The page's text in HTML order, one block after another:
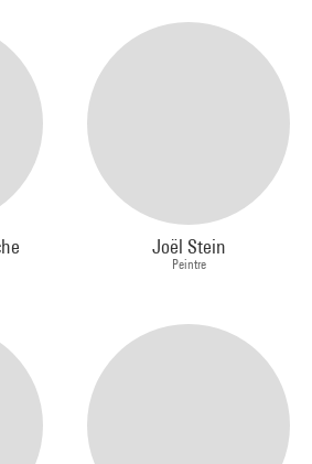
Joël Stein
Peintre